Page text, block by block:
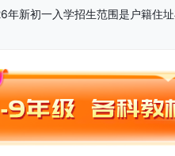
年新初一入学招生范围是户籍住